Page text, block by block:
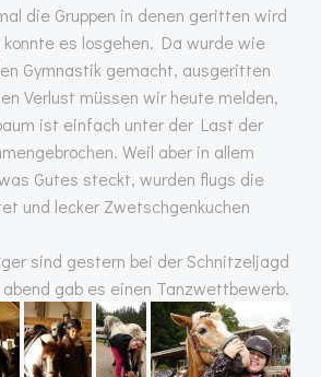
die Gruppen in denen geritten wird
es losgehen. Da wurde wie
Gymnastik gemacht, ausgeritten
Verlust müssen wir heute melden,
ist einfach unter der Last der
Weil aber in allem
Gutes steckt, wurden flugs die
und lecker Zwetschgenkuchen
sind gestern bei der Schnitzeljagd
gab es einen Tanzwettbewerb.